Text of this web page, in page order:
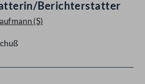
Berichterstatter
(S)